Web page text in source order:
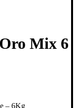
Mix 6
– 6Kg